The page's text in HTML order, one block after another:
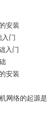
安装
门
入门
安装
网络的起源是